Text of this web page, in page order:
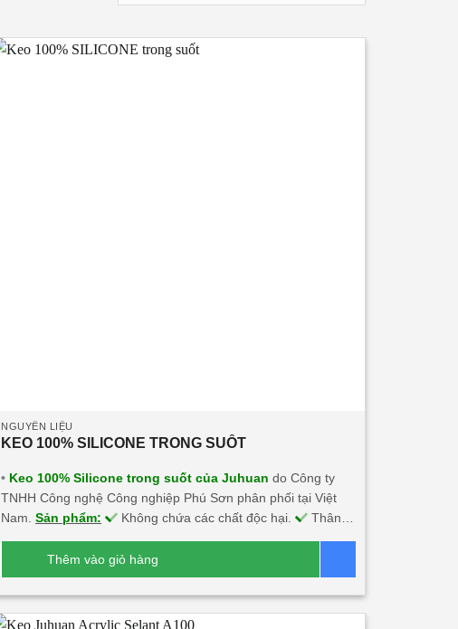
NGUYÊN LIỆU
KEO 100% SILICONE TRONG SUỐT
• Keo 100% Silicone trong suốt của Juhuan do Công ty
TNHH Công nghệ Công nghiệp Phú Sơn phân phối tại Việt
Nam.Sản phẩm: Không chứa các chất độc hại.
Thân
Bám dính chắn chắn trên nhiều chất liệu.
dạng, tính thẩm mỹ cao.
Không ăn mòn kim loại, chống
chịu thời tiết khắc nghiệt.
Thêm vào giỏ hàng